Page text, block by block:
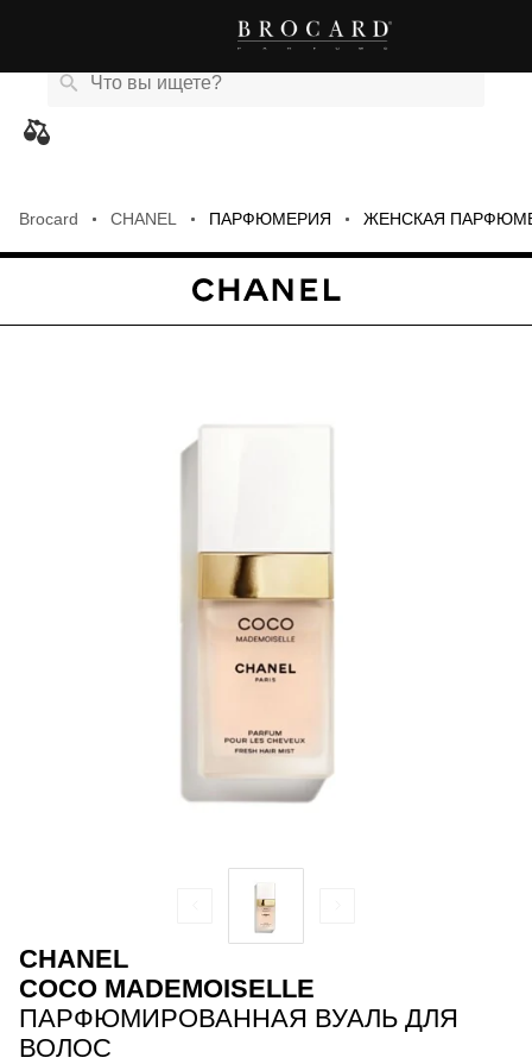
Brocard CHANEL ПАРФЮМЕРИЯ ЖЕНСКАЯ
CHANEL
COCO MADEMOISELLE
ПАРФЮМИРОВАННАЯ ВУАЛЬ ДЛЯ
ВОЛОС